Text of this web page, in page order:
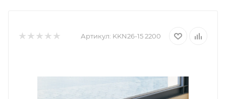
Артикул: KKN26-15 2200